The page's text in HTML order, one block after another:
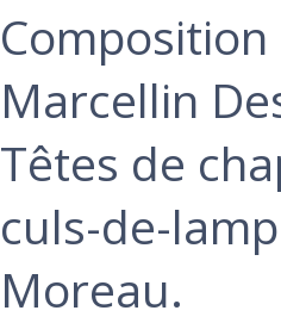
Marcellin
Têtes de
culs-de-
Moreau.‎